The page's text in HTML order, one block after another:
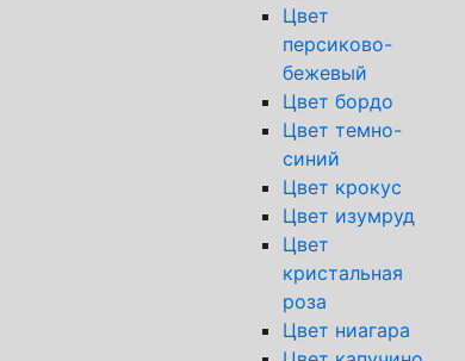
Цвет
персиково-
бежевый
Цвет бордо
Цвет темно-
синий
Цвет крокус
Цвет изумруд
Цвет
кристальная
роза
Цвет ниагара